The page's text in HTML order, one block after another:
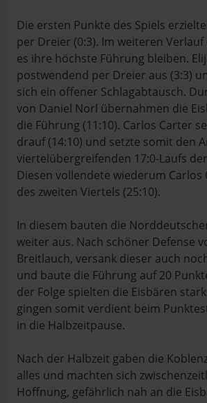
Die ersten Punkte des Spiels
per Dreier (0:3). Im weiteren
es ihre höchste Führung bleiben.
postwendend per Dreier aus (3:3)
sich ein offener Schlagabtausch.
von Daniel Norl übernahmen die
die Führung (11:10). Carlos Carter
drauf (14:10) und setzte somit den
viertelübergreifenden 17:0-Laufs
Diesen vollendete wiederum Carlos
des zweiten Viertels (25:10).
In diesem bauten die
weiter aus. Nach schöner Defense
Breitlauch, versank dieser auch
und baute die Führung auf 20
der Folge spielten die Eisbären
gingen somit verdient beim
in die Halbzeitpause.
Nach der Halbzeit gaben die
alles und machten sich
Hoffnung, gefährlich nah an die